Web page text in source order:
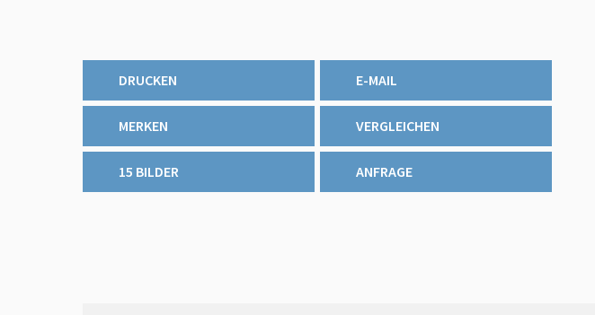
DRUCKEN E-MAIL
MERKEN VERGLEICHEN
15 BILDER ANFRAGE